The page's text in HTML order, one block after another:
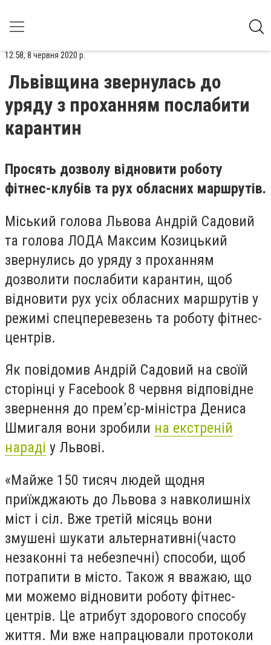
12:58, 8 червня 2020 р.
Львівщина звернулась до
уряду з проханням послабити
карантин
Просять дозволу відновити роботу
фітнес-клубів та рух обласних маршрутів.
Міський голова Львова Андрій Садовий
та голова ЛОДА Максим Козицький
звернулись до уряду з проханням
дозволити послабити карантин, щоб
відновити рух усіх обласних маршрутів у
режимі спецперевезень та роботу фітнес-
центрів.
Як повідомив Андрій Садовий на своїй
сторінці у Facebook 8 червня відповідне
звернення до прем’єр-міністра Дениса
Шмигаля вони зробили на екстреній
нараді у Львові.
«Майже 150 тисяч людей щодня
приїжджають до Львова з навколишніх
міст і сіл. Вже третій місяць вони
змушені шукати альтернативні(часто
незаконні та небезпечні) способи, щоб
потрапити в місто. Також я вважаю, що
ми можемо відновити роботу фітнес-
центрів. Це атрибут здорового способу
життя. Ми вже напрацювали протоколи